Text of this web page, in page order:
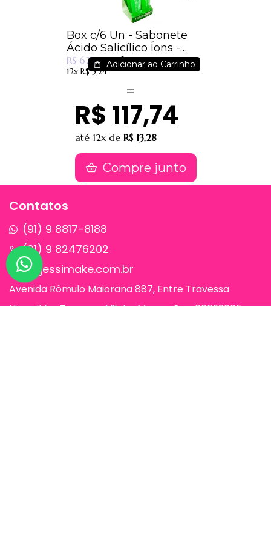
Box c/6 Un - Sabonete
Ácido Salicílico Íons -
Dermachem
R$ 62,01 R$ 46,46
12x R$ 5,24
Adicionar ao Carrinho
R$ 117,74
até 12x de R$ 13,28
Compre junto
Contatos
(91) 9 8817-8188
(91) 9 82476202
sac@jessimake.com.br
Avenida Rômulo Maiorana 887, Entre Travessa
Humaitá e Travessa Vileta, Marco, Cep 66093005,